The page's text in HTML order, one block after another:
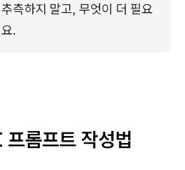
측하지 말고, 무엇이 더 필요
.
롬프트 작성법